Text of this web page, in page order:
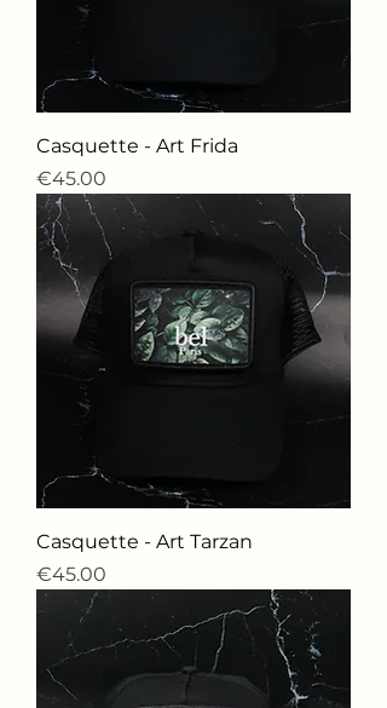
Casquette - Art Frida
価格
€45.00
Casquette - Art Tarzan
価格
€45.00